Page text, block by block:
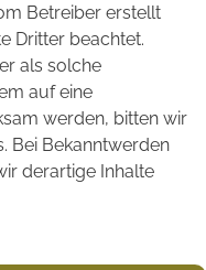
Betreiber erstellt
Dritter beachtet.
als solche
auf eine
werden, bitten wir
Bei Bekanntwerden
derartige Inhalte